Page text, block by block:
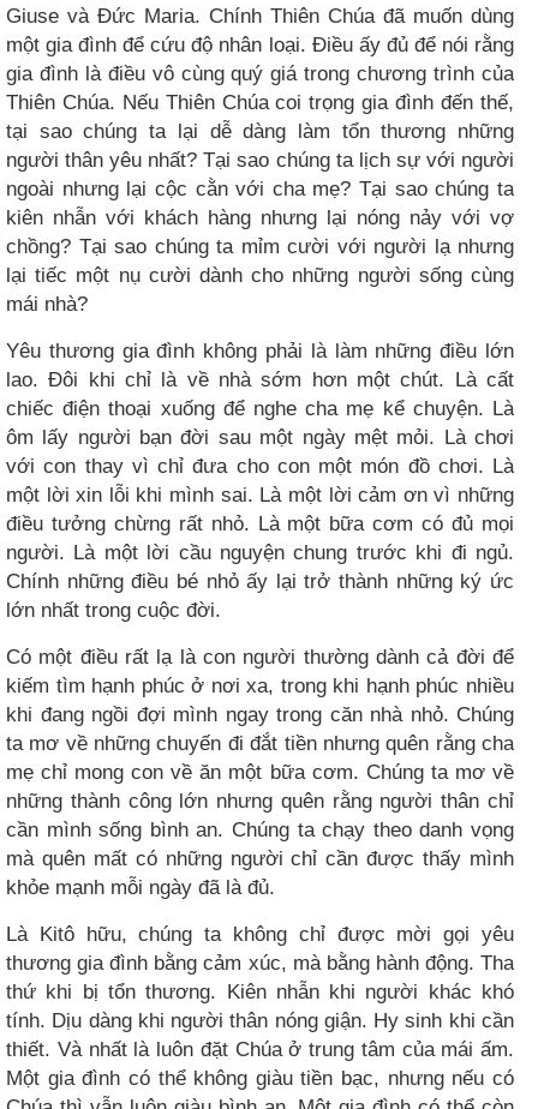
Giuse và Đức Maria. Chính Thiên Chúa đã muốn dùng
một gia đình để cứu độ nhân loại. Điều ấy đủ để nói rằng
gia đình là điều vô cùng quý giá trong chương trình của
Thiên Chúa. Nếu Thiên Chúa coi trọng gia đình đến thế,
tại sao chúng ta lại dễ dàng làm tổn thương những
người thân yêu nhất? Tại sao chúng ta lịch sự với người
ngoài nhưng lại cộc cằn với cha mẹ? Tại sao chúng ta
kiên nhẫn với khách hàng nhưng lại nóng nảy với vợ
chồng? Tại sao chúng ta mỉm cười với người lạ nhưng
lại tiếc một nụ cười dành cho những người sống cùng
mái nhà?
Yêu thương gia đình không phải là làm những điều lớn
lao. Đôi khi chỉ là về nhà sớm hơn một chút. Là cất
chiếc điện thoại xuống để nghe cha mẹ kể chuyện. Là
ôm lấy người bạn đời sau một ngày mệt mỏi. Là chơi
với con thay vì chỉ đưa cho con một món đồ chơi. Là
một lời xin lỗi khi mình sai. Là một lời cảm ơn vì những
điều tưởng chừng rất nhỏ. Là một bữa cơm có đủ mọi
người. Là một lời cầu nguyện chung trước khi đi ngủ.
Chính những điều bé nhỏ ấy lại trở thành những ký ức
lớn nhất trong cuộc đời.
Có một điều rất lạ là con người thường dành cả đời để
kiếm tìm hạnh phúc ở nơi xa, trong khi hạnh phúc nhiều
khi đang ngồi đợi mình ngay trong căn nhà nhỏ. Chúng
ta mơ về những chuyến đi đắt tiền nhưng quên rằng cha
mẹ chỉ mong con về ăn một bữa cơm. Chúng ta mơ về
những thành công lớn nhưng quên rằng người thân chỉ
cần mình sống bình an. Chúng ta chạy theo danh vọng
mà quên mất có những người chỉ cần được thấy mình
khỏe mạnh mỗi ngày đã là đủ.
Là Kitô hữu, chúng ta không chỉ được mời gọi yêu
thương gia đình bằng cảm xúc, mà bằng hành động. Tha
thứ khi bị tổn thương. Kiên nhẫn khi người khác khó
tính. Dịu dàng khi người thân nóng giận. Hy sinh khi cần
thiết. Và nhất là luôn đặt Chúa ở trung tâm của mái ấm.
Một gia đình có thể không giàu tiền bạc, nhưng nếu có